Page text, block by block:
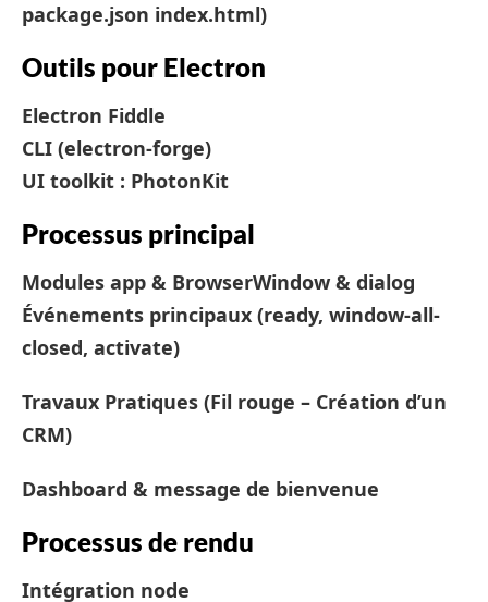
package.json index.html)
Outils pour Electron
Electron Fiddle
CLI (electron-forge)
UI toolkit : PhotonKit
Processus principal
Modules app & BrowserWindow & dialog
Événements principaux (ready, window-all-
closed, activate)
Travaux Pratiques (Fil rouge – Création d’un
CRM)
Dashboard & message de bienvenue
Processus de rendu
Intégration node